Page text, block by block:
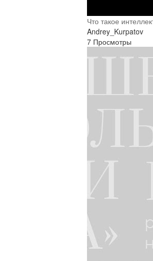
Что такое
Andrey_Kurpatov
7 Просмотры